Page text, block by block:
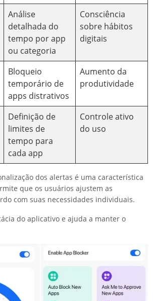
Análise
detalhada do
tempo por app
ou categoria
Consciência
sobre hábitos
digitais
Bloqueio
temporário de
apps distrativos
Aumento da
produtividade
Definição de
limites de
tempo para
cada app
Controle ativo
do uso
dos alertas é uma característica
que os usuários ajustem as
com suas necessidades individuais.
do aplicativo e ajuda a manter o